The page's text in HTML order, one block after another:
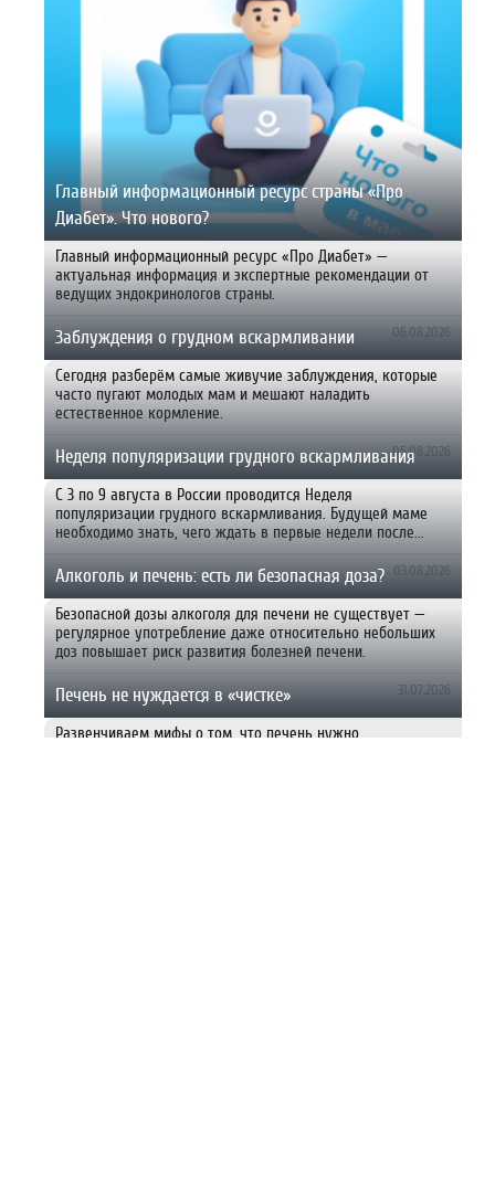
Главный информационный ресурс страны «Про
Диабет». Что нового?
Главный информационный ресурс «Про Диабет» —
актуальная информация и экспертные рекомендации от
ведущих эндокринологов страны.
06.08.2026
Заблуждения о грудном вскармливании
Сегодня разберём самые живучие заблуждения, которые
часто пугают молодых мам и мешают наладить
естественное кормление.
05.08.2026
Неделя популяризации грудного вскармливания
С 3 по 9 августа в России проводится Неделя
популяризации грудного вскармливания. Будущей маме
необходимо знать, чего ждать в первые недели после...
03.08.2026
Алкоголь и печень: есть ли безопасная доза?
Безопасной дозы алкоголя для печени не существует —
регулярное употребление даже относительно небольших
доз повышает риск развития болезней печени.
31.07.2026